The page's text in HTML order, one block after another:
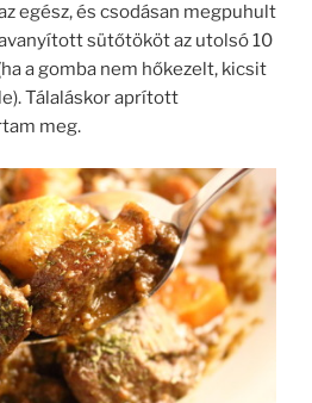
egész, és csodásan megpuhult
sütőtököt az utolsó 10
a gomba nem hőkezelt, kicsit
Tálaláskor aprított
meg.